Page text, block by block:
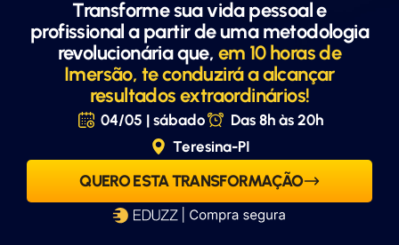
Transforme sua vida pessoal e
profissional a partir de uma metodologia
revolucionária que, em 10 horas de
Imersão, te conduzirá a alcançar
resultados extraordinários!
04/05 | sábado
Das 8h às 20h
Teresina-PI
QUERO ESTA TRANSFORMAÇÃO